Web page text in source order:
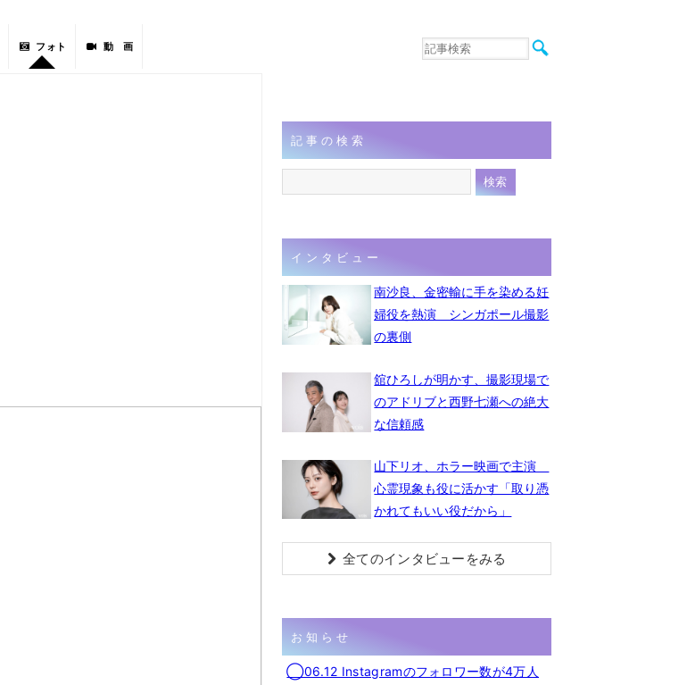
フォト 動 画
音楽
連載
フォト
記事の検索
インタビュー
南沙良、金密輸に手を染める妊
婦役を熱演 シンガポール撮影
の裏側
舘ひろしが明かす、撮影現場で
のアドリブと西野七瀬への絶大
な信頼感
山下リオ、ホラー映画で主演
心霊現象も役に活かす「取り憑
かれてもいい役だから」
全てのインタビューをみる
お知らせ
◯06.12 Instagramのフォロワー数が4万人